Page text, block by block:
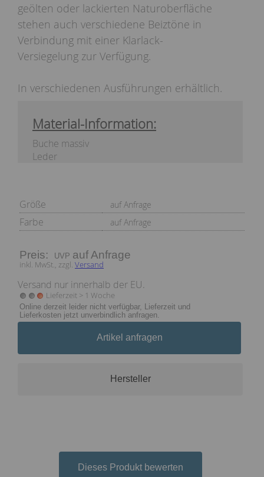
geölten oder lackierten Naturoberfläche
stehen auch verschiedene Beiztöne in
Verbindung mit einer Klarlack-
Versiegelung zur Verfügung.
In verschiedenen Ausführungen erhältlich.
Material-Information:
Buche massiv
Leder
Größe auf Anfrage
Farbe auf Anfrage
Preis: auf Anfrage
inkl. MwSt., zzgl. Versand
Versand nur innerhalb der EU.
Lieferzeit > 1 Woche
Online derzeit leider nicht verfügbar, Lieferzeit und
Lieferkosten jetzt unverbindlich anfragen.
Artikel anfragen
Hersteller
Dieses Produkt bewerten